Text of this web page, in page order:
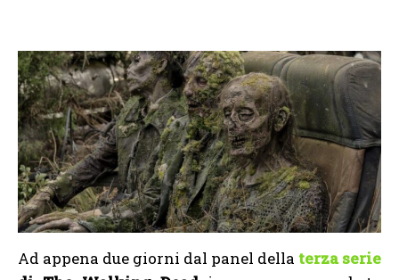
Ad appena due giorni dal panel della terza serie